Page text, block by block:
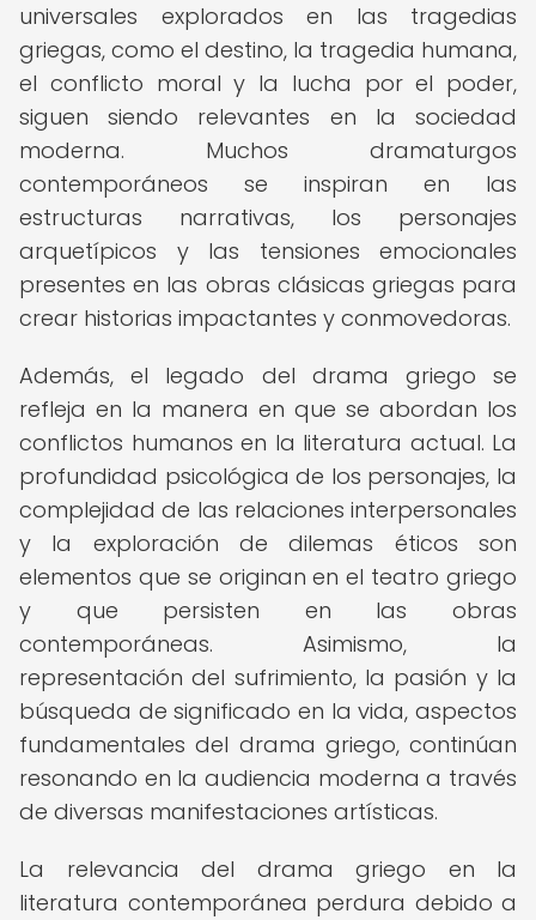
universales explorados en las tragedias
griegas, como el destino, la tragedia humana,
el conflicto moral y la lucha por el poder,
siguen siendo relevantes en la sociedad
moderna. Muchos dramaturgos
contemporáneos se inspiran en las
estructuras narrativas, los personajes
arquetípicos y las tensiones emocionales
presentes en las obras clásicas griegas para
crear historias impactantes y conmovedoras.
Además, el legado del drama griego se
refleja en la manera en que se abordan los
conflictos humanos en la literatura actual. La
profundidad psicológica de los personajes, la
complejidad de las relaciones interpersonales
y la exploración de dilemas éticos son
elementos que se originan en el teatro griego
y que persisten en las obras
contemporáneas. Asimismo, la
representación del sufrimiento, la pasión y la
búsqueda de significado en la vida, aspectos
fundamentales del drama griego, continúan
resonando en la audiencia moderna a través
de diversas manifestaciones artísticas.
La relevancia del drama griego en la
literatura contemporánea perdura debido a